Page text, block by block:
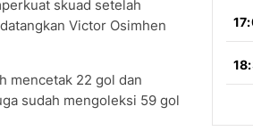
skuad setelah
Victor Osimhen
mencetak 22 gol dan
sudah mengoleksi 59 gol